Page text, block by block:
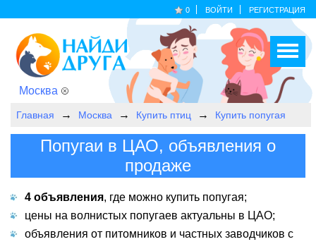
0 ВОЙТИ РЕГИСТРАЦИЯ
Москва
Главная Москва Купить птиц Купить попугая
Попугаи в ЦАО, объявления о
продаже
4 объявления, где можно купить попугая;
цены на волнистых попугаев актуальны в ЦАО;
объявления от питомников и частных заводчиков с